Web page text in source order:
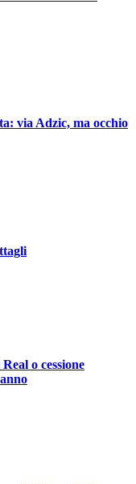
via Adzic, ma occhio
o cessione